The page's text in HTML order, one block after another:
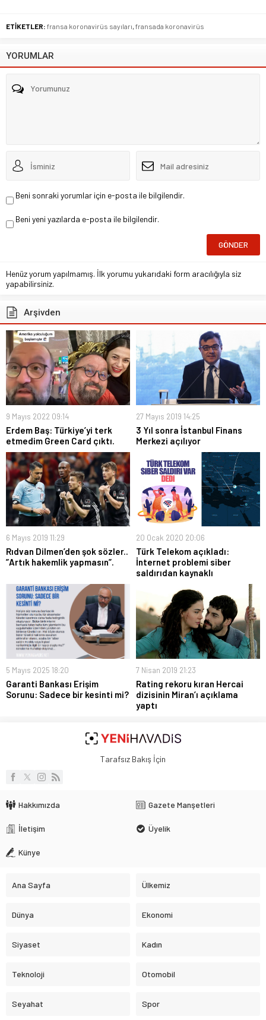
ETİKETLER: fransa koronavirüs sayıları, fransada koronavirüs
YORUMLAR
Beni sonraki yorumlar için e-posta ile bilgilendir.
Beni yeni yazılarda e-posta ile bilgilendir.
Henüz yorum yapılmamış. İlk yorumu yukarıdaki form aracılığıyla siz
yapabilirsiniz.
Arşivden
9 Mayıs 2022 09:14
Erdem Baş: Türkiye’yi terk
etmedim Green Card çıktı.
27 Mayıs 2019 14:25
3 Yıl sonra İstanbul Finans
Merkezi açılıyor
6 Mayıs 2019 11:29
Rıdvan Dilmen’den şok sözler..
”Artık hakemlik yapmasın”.
20 Ocak 2020 20:06
Türk Telekom açıkladı:
İnternet problemi siber
saldırıdan kaynaklı
5 Mayıs 2025 18:20
Garanti Bankası Erişim
Sorunu: Sadece bir kesinti mi?
7 Nisan 2019 21:23
Rating rekoru kıran Hercai
dizisinin Miran’ı açıklama
yaptı
Tarafsız Bakış İçin
Hakkımızda Gazete Manşetleri
İletişim Üyelik
Künye
Ana Sayfa Ülkemiz
Dünya Ekonomi
Siyaset Kadın
Teknoloji Otomobil
Seyahat Spor